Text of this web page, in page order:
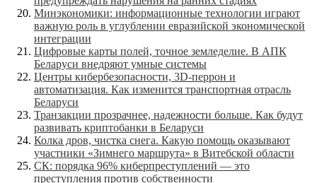
Минэкономики: информационные технологии играют
важную роль в углублении евразийской экономической
интеграции
Цифровые карты полей, точное земледелие. В АПК
Беларуси внедряют умные системы
Центры кибербезопасности, 3D-перрон и
автоматизация. Как изменится транспортная отрасль
Беларуси
Транзакции прозрачнее, надежности больше. Как будут
развивать криптобанки в Беларуси
Колка дров, чистка снега. Какую помощь оказывают
участники «Зимнего маршрута» в Витебской области
СК: порядка 96% киберпреступлений — это
преступления против собственности